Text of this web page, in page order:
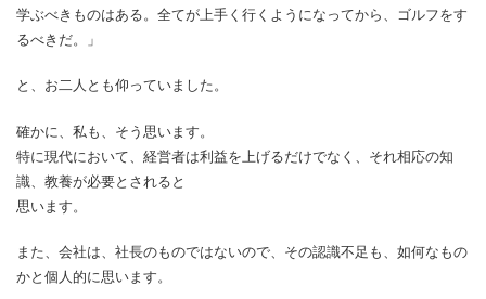
学ぶべきものはある。全てが上手く行くようになってから、ゴルフをす
るべきだ。」
と、お二人とも仰っていました。
確かに、私も、そう思います。
特に現代において、経営者は利益を上げるだけでなく、それ相応の知
識、教養が必要とされると
思います。
また、会社は、社長のものではないので、その認識不足も、如何なもの
かと個人的に思います。